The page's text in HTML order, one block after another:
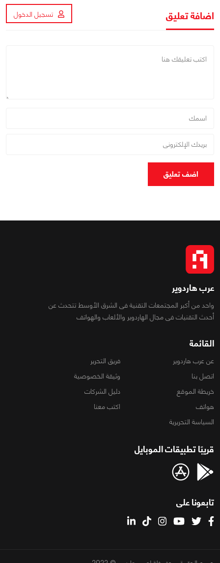
اضافة تعليق تسجيل الدخول
اضف تعليق
عرب هاردوير
واحد من أكبر المجتمعات التقنية فى الشرق الأوسط تتحدث عن
أحدث التقنيات فى مجال الهاردوير والألعاب والهواتف
القائمة
عن عرب هاردوير
فريق التحرير
اتصل بنا
وثيقة الخصوصية
خريطة الموقع
دليل الشركات
هواتف
اكتب معنا
السياسة التحريرية
قريبًا تطبيقات الموبايل
تابعونا على